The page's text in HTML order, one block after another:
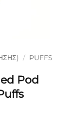
/ PUFFS
Pod